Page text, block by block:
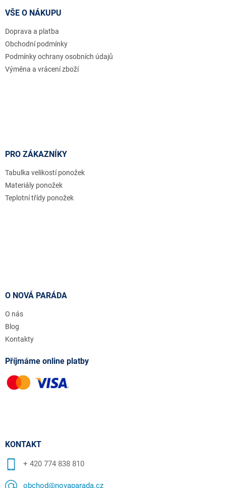
VŠE O NÁKUPU
Doprava a platba
Obchodní podmínky
Podmínky ochrany osobních údajů
Výměna a vrácení zboží
PRO ZÁKAZNÍKY
Tabulka velikostí ponožek
Materiály ponožek
Teplotní třídy ponožek
O NOVÁ PARÁDA
O nás
Blog
Kontakty
Příjmáme online platby
KONTAKT
+ 420 774 838 810
obchod@novaparada.cz